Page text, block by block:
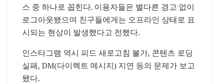
스 중 하나로 꼽힌다. 이용자들은 별다른 경고 없이
로그아웃됐으며 친구들에게는 오프라인 상태로 표
시되는 현상이 발생했다고 전했다.
인스타그램 역시 피드 새로고침 불가, 콘텐츠 로딩
실패, DM(다이렉트 메시지) 지연 등의 문제가 보고
됐다.